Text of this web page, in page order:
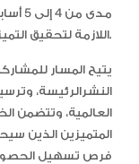
مدى
اللازمة لتحقيق التميزعلى الساحة العالمية.
يتيح المسار
النشرالرئيسة،
المتميزين الذين
فرص تسهيل الحصول